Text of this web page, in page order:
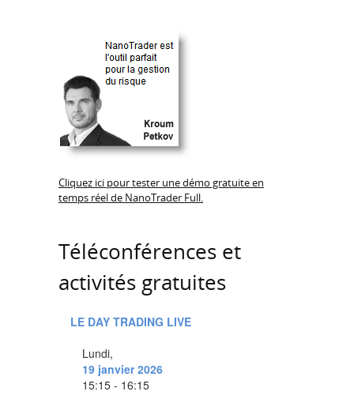
Cliquez ici pour tester une démo gratuite en
temps réel de NanoTrader Full.
Téléconférences et
activités gratuites